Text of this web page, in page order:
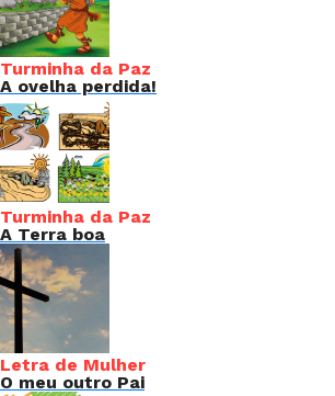
Turminha da Paz
A ovelha perdida!
Turminha da Paz
A Terra boa
Letra de Mulher
O meu outro Pai